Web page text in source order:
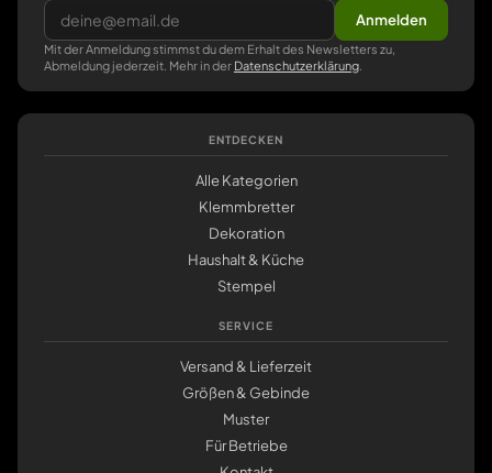
Anmelden
Mit der Anmeldung stimmst du dem Erhalt des Newsletters zu,
Abmeldung jederzeit. Mehr in der Datenschutzerklärung
ENTDECKEN
Alle Kategorien
Klemmbretter
Dekoration
Haushalt & Küche
Stempel
SERVICE
Versand & Lieferzeit
Größen & Gebinde
Muster
Für Betriebe